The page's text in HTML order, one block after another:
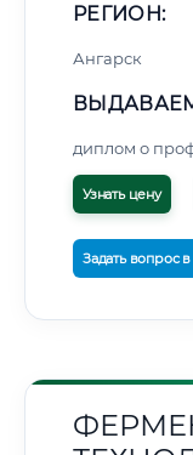
РЕГИОН:
Ангарск
диплом о
Узнать цену
Задать вопрос